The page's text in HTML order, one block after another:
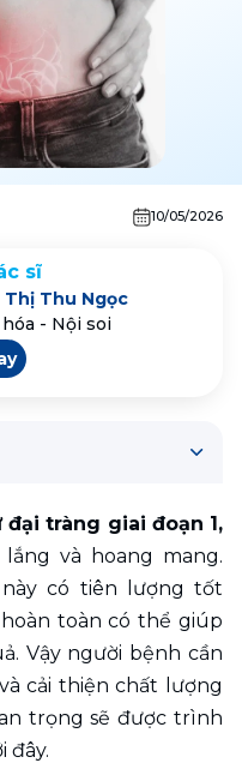
10/05/2026
sĩ
Vũ Thị Thu Ngọc
- Nội soi
đại tràng giai đoạn 1,
và hoang mang.
có tiên lượng tốt
toàn có thể giúp
Vậy người bệnh cần
cải thiện chất lượng
trọng sẽ được trình
đây.